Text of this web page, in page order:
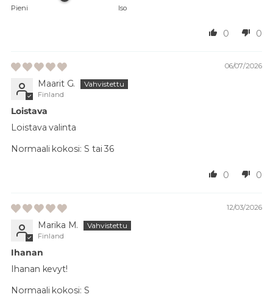
Pieni Iso
0 0
06/07/2026
Maarit G.
Finland
Loistava
Loistava valinta
Normaali kokosi: S tai 36
0 0
12/03/2026
Marika M.
Finland
Ihanan
Ihanan kevyt!
Normaali kokosi: S